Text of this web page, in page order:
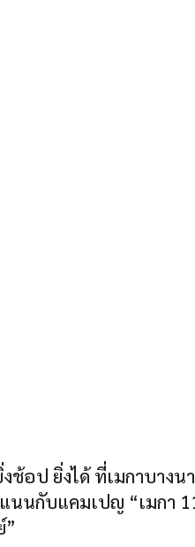
งช้อป ยิ่งได้ ที่เมกาบางน
นนกับแคมเปญ “เมกา
”